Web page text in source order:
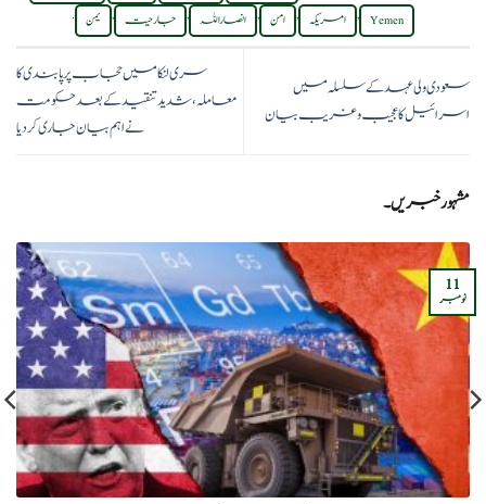
Yemen
, امریکہ , امن , انصاراللہ , جارحیت , یمن .
سعودی ولی عہد کے سلسلہ میں
اسرائیل کا عجیب و غریب بیان
سری لنکا میں حجاب پر پابندی کا
معاملہ، شدید تنقید کے بعد حکومت
نے اہم بیان جاری کردیا
مشہور خبریں۔
11
نومبر